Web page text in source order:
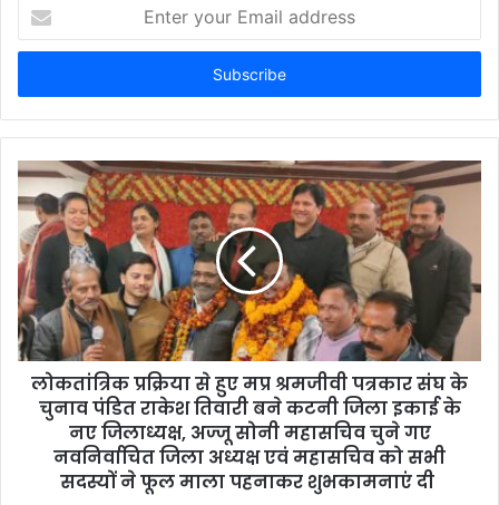
t
r
y
u
r
E
m
a
i
l
a
d
लोकतांत्रिक प्रक्रिया से हुए मप्र श्रमजीवी पत्रकार संघ के
चुनाव पंडित राकेश तिवारी बने कटनी जिला इकाई के
नए जिलाध्यक्ष, अज्जू सोनी महासचिव चुने गए
नवनिर्वाचित जिला अध्यक्ष एवं महासचिव को सभी
सदस्यों ने फूल माला पहनाकर शुभकामनाएं दी